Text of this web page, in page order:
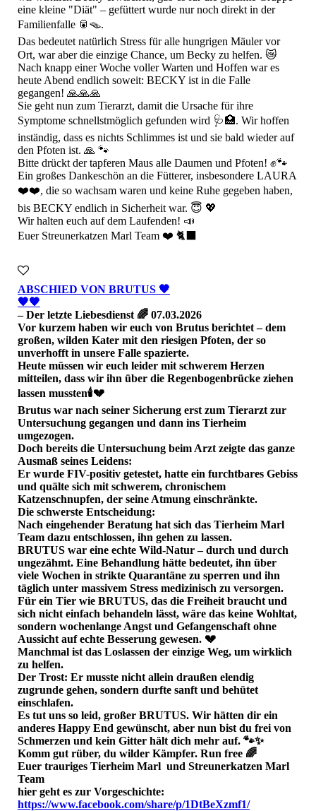
eine kleine "Diät" – gefüttert wurde nur noch direkt in der
Familienfalle 🥫🪤.
Das bedeutet natürlich Stress für alle hungrigen Mäuler vor
Ort, war aber die einzige Chance, um Becky zu helfen. 😿
Nach knapp einer Woche voller Warten und Hoffen war es
heute Abend endlich soweit: BECKY ist in die Falle
gegangen! 🙏🙏🙏
​Sie geht nun zum Tierarzt, damit die Ursache für ihre
Symptome schnellstmöglich gefunden wird 🩺🏥. Wir hoffen
inständig, dass es nichts Schlimmes ist und sie bald wieder auf
den Pfoten ist. 🙏 🐾
​Bitte drückt der tapferen Maus alle Daumen und Pfoten! ✊🐾
Ein großes Dankeschön an die Fütterer, insbesondere LAURA
❤️❤️, die so wachsam waren und keine Ruhe gegeben haben,
bis BECKY endlich in Sicherheit war. 😇 💖
​Wir halten euch auf dem Laufenden! 📣
Euer Streunerkatzen Marl Team ❤️ 🐈‍⬛
ABSCHIED VON BRUTUS 🖤
🖤🖤
– Der letzte Liebesdienst 🌈 07.03.2026
​Vor kurzem haben wir euch von Brutus berichtet – dem
großen, wilden Kater mit den riesigen Pfoten, der so
unverhofft in unsere Falle spazierte.
Heute müssen wir euch leider mit schwerem Herzen
mitteilen, dass wir ihn über die Regenbogenbrücke ziehen
lassen mussten🕯️💔
​Brutus war nach seiner Sicherung erst zum Tierarzt zur
Untersuchung gegangen und dann ins Tierheim
umgezogen.
Doch bereits die Untersuchung beim Arzt zeigte das ganze
Ausmaß seines Leidens:
Er wurde FIV-positiv getestet, hatte ein furchtbares Gebiss
und quälte sich mit schwerem, chronischem
Katzenschnupfen, der seine Atmung einschränkte.
​Die schwerste Entscheidung:
Nach eingehender Beratung hat sich das Tierheim Marl
Team dazu entschlossen, ihn gehen zu lassen.
BRUTUS war eine echte Wild-Natur – durch und durch
ungezähmt. Eine Behandlung hätte bedeutet, ihn über
viele Wochen in strikte Quarantäne zu sperren und ihn
täglich unter massivem Stress medizinisch zu versorgen.
​Für ein Tier wie BRUTUS, das die Freiheit braucht und
sich nicht einfach behandeln lässt, wäre das keine Wohltat,
sondern wochenlange Angst und Gefangenschaft ohne
Aussicht auf echte Besserung gewesen. 💔
​Manchmal ist das Loslassen der einzige Weg, um wirklich
zu helfen.
Der Trost: Er musste nicht allein draußen elendig
zugrunde gehen, sondern durfte sanft und behütet
einschlafen.
​Es tut uns so leid, großer BRUTUS. Wir hätten dir ein
anderes Happy End gewünscht, aber nun bist du frei von
Schmerzen und kein Gitter hält dich mehr auf. 🐾✨
​Komm gut rüber, du wilder Kämpfer. Run free 🌈
​Euer trauriges Tierheim Marl und Streunerkatzen Marl
Team
hier geht es zur Vorgeschichte:
https://www.facebook.com/share/p/1DtBeXzmf1/